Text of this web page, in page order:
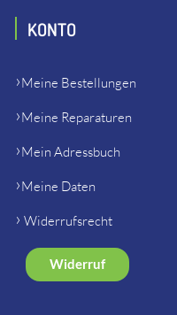
KONTO
Meine Bestellungen
Meine Reparaturen
Mein Adressbuch
Meine Daten
Widerrufsrecht
Widerruf